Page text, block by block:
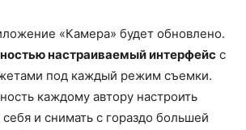
«Камера» будет обновлено.
настраиваемый интерфейс с
под каждый режим съемки.
каждому автору настроить
и снимать с гораздо большей